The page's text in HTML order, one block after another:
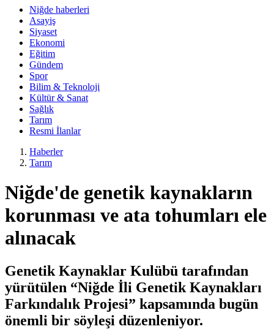
Niğde haberleri
Asayiş
Siyaset
Ekonomi
Eğitim
Gündem
Spor
Bilim & Teknoloji
Kültür & Sanat
Sağlık
Tarım
Resmi İlanlar
Haberler
Tarım
Niğde'de genetik kaynakların
korunması ve ata tohumları ele
alınacak
Genetik Kaynaklar Kulübü tarafından
yürütülen “Niğde İli Genetik Kaynakları
Farkındalık Projesi” kapsamında bugün
önemli bir söyleşi düzenleniyor.